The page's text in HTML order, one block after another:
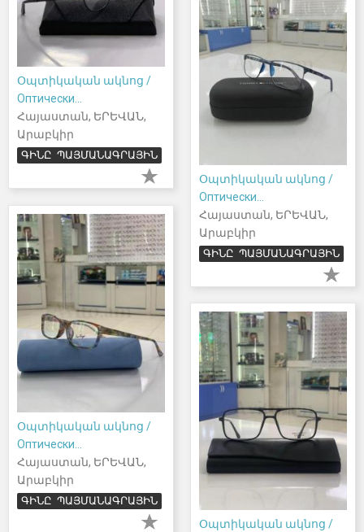
Օպտիկական ակնոց /
Оптически...
Հայաստան, ԵՐԵՎԱՆ,
Արաբկիր
ԳԻՆԸ ՊԱՅՄԱՆԱԳՐԱՅԻՆ
Օպտիկական ակնոց /
Оптически...
Հայաստան, ԵՐԵՎԱՆ,
Արաբկիր
ԳԻՆԸ ՊԱՅՄԱՆԱԳՐԱՅԻՆ
Օպտիկական ակնոց /
Оптически...
Հայաստան, ԵՐԵՎԱՆ,
Արաբկիր
ԳԻՆԸ ՊԱՅՄԱՆԱԳՐԱՅԻՆ
Օպտիկական ակնոց /